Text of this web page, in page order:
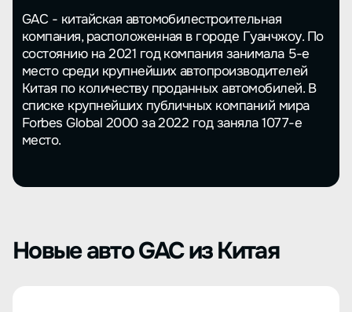
GAC - китайская автомобилестроительная
компания, расположенная в городе Гуанчжоу. По
состоянию на 2021 год компания занимала 5-е
место среди крупнейших автопроизводителей
Китая по количеству проданных автомобилей. В
списке крупнейших публичных компаний мира
Forbes Global 2000 за 2022 год заняла 1077-е
место.
Новые авто GAC из Китая